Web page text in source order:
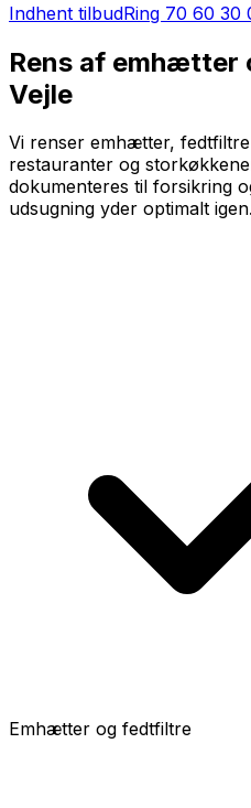
Indhent tilbudRing 70 60 30
Rens af emhætter
Vejle
Vi renser emhætter,
restauranter og
dokumenteres til forsikring
udsugning yder optimalt igen.
Emhætter og fedtfiltre